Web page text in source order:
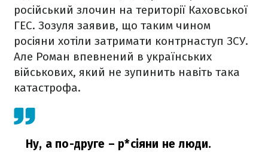
російський злочин на території Каховської
ГЕС. Зозуля заявив, що таким чином
росіяни хотіли затримати контрнаступ ЗСУ.
Але Роман впевнений в українських
військових, який не зупинить навіть така
катастрофа.
Ну, а по-друге – р*сіяни не люди.